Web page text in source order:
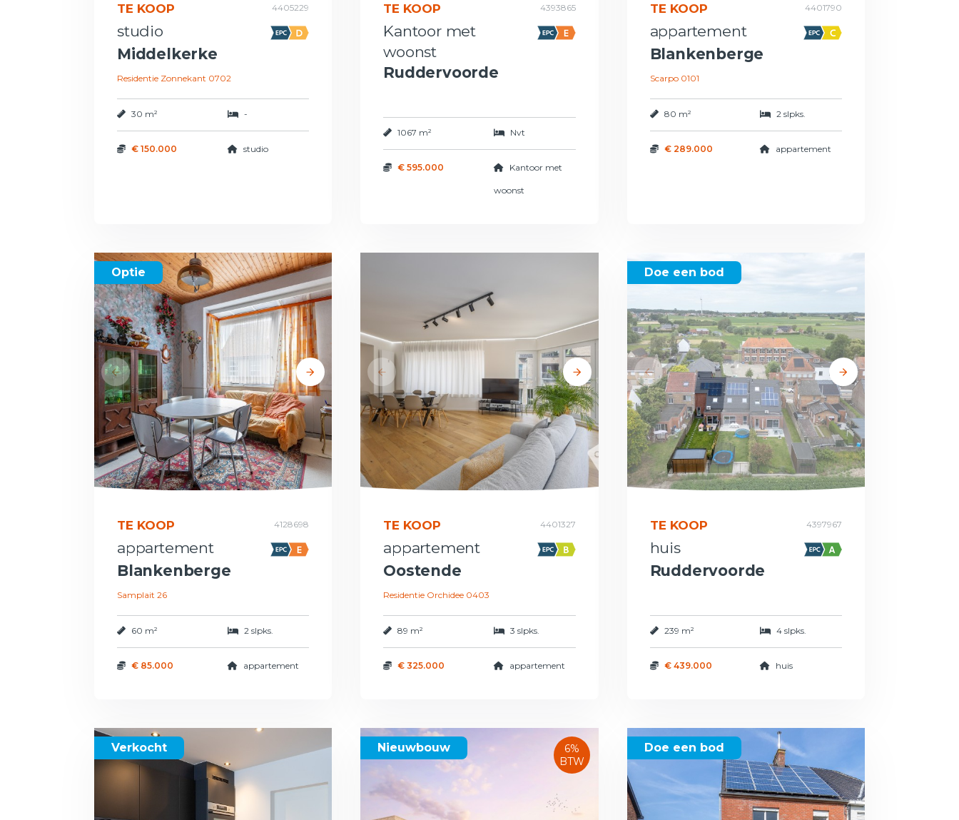
TE KOOP 4405229
studio
Middelkerke
Residentie Zonnekant 0702
30 m² -
€ 150.000 studio
TE KOOP 4393865
Kantoor met
woonst
Ruddervoorde
1067 m² Nvt
€ 595.000 Kantoor met
woonst
TE KOOP 4401790
appartement
Blankenberge
Scarpo 0101
80 m² 2 slpks.
€ 289.000 appartement
Optie
TE KOOP 4128698
appartement
Blankenberge
Samplait 26
60 m² 2 slpks.
€ 85.000 appartement
TE KOOP 4401327
appartement
Oostende
Residentie Orchidee 0403
89 m² 3 slpks.
€ 325.000 appartement
Doe een bod
TE KOOP 4397967
huis
Ruddervoorde
239 m² 4 slpks.
€ 439.000 huis
Verkocht Nieuwbouw
6%
BTW
Doe een bod